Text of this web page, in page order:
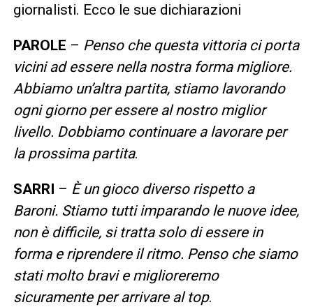
giornalisti. Ecco le sue dichiarazioni
PAROLE – Penso che questa vittoria ci porta
vicini ad essere nella nostra forma migliore.
Abbiamo un’altra partita, stiamo lavorando
ogni giorno per essere al nostro miglior
livello. Dobbiamo continuare a lavorare per
la prossima partita.
SARRI – È un gioco diverso rispetto a
Baroni. Stiamo tutti imparando le nuove idee,
non è difficile, si tratta solo di essere in
forma e riprendere il ritmo. Penso che siamo
stati molto bravi e miglioreremo
sicuramente per arrivare al top.